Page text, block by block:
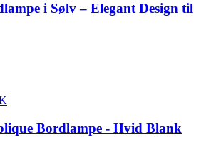
i Sølv – Elegant Design til
Bordlampe - Hvid Blank